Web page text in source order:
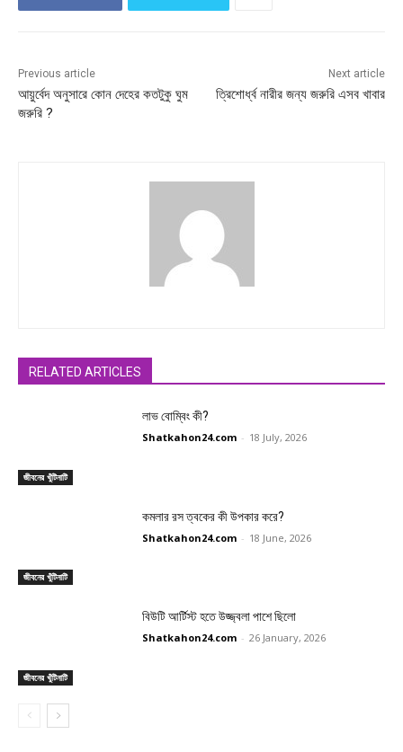
Previous article
আয়ুর্বেদ অনুসারে কোন দেহের কতটুকু ঘুম
জরুরি ?
Next article
ত্রিশোর্ধ্ব নারীর জন্য জরুরি এসব খাবার
RELATED ARTICLES
জীবনের খুঁটিনাটি
লাভ বোম্বিং কী?
Shatkahon24.com - 18 July, 2026
জীবনের খুঁটিনাটি
কমলার রস ত্বকের কী উপকার করে?
Shatkahon24.com - 18 June, 2026
জীবনের খুঁটিনাটি
বিউটি আর্টিস্ট হতে উজ্জ্বলা পাশে ছিলো
Shatkahon24.com - 26 January, 2026